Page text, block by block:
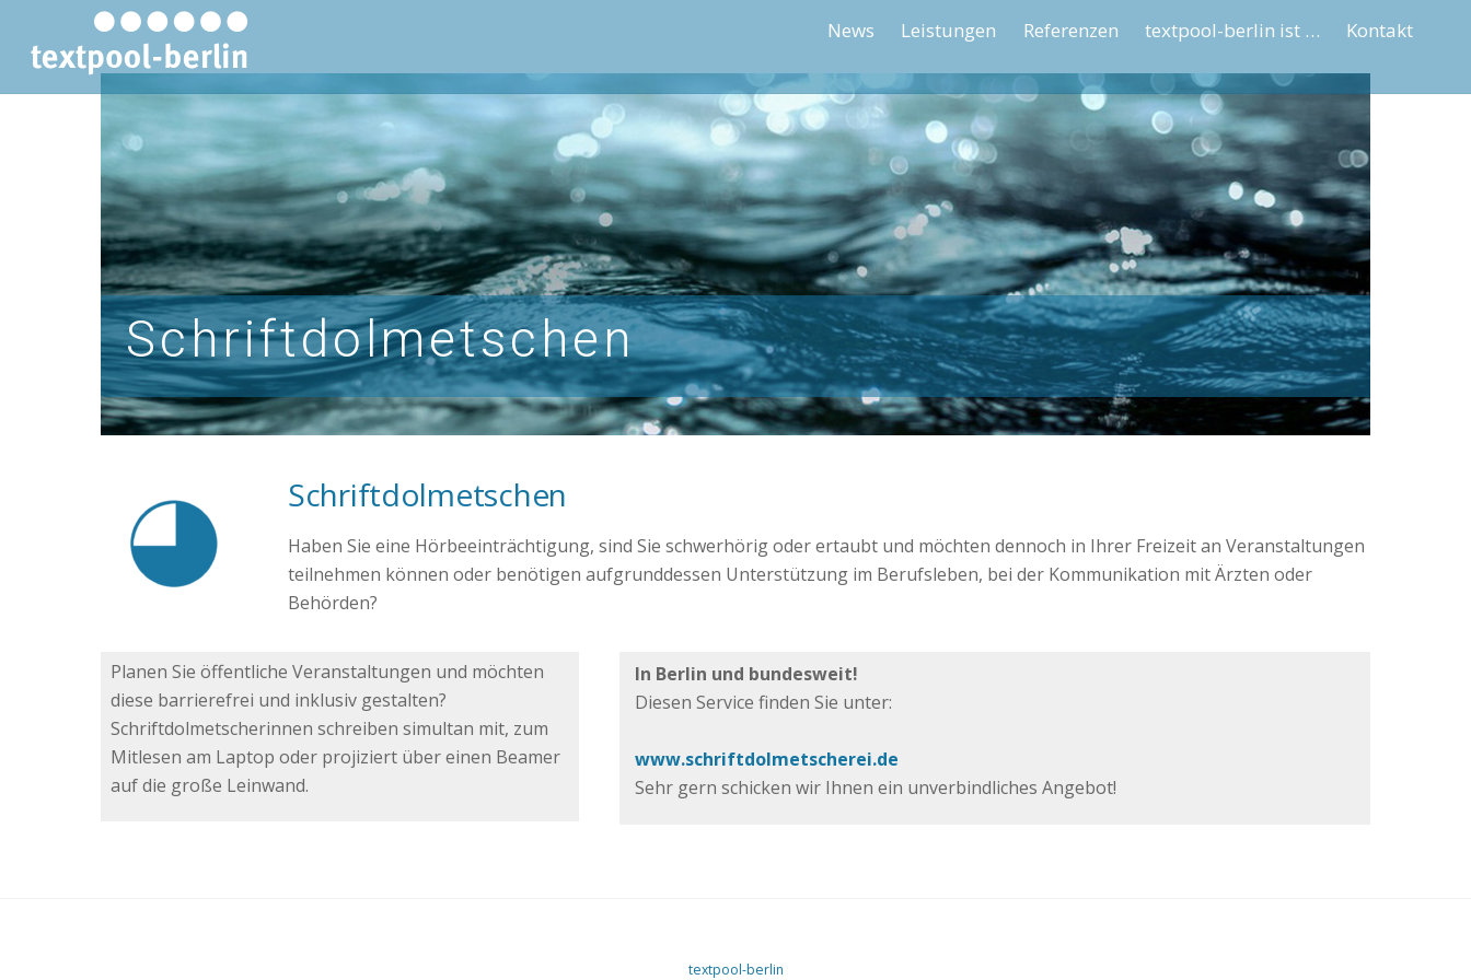
News Leistungen Referenzen textpool-berlin ist … Kontakt
Schriftdolmetschen
Schriftdolmetschen
Haben Sie eine Hörbeeinträchtigung, sind Sie schwerhörig oder ertaubt und möchten dennoch in Ihrer Freizeit an Veranstaltungen
teilnehmen können oder benötigen aufgrunddessen Unterstützung im Berufsleben, bei der Kommunikation mit Ärzten oder
Behörden?
Planen Sie öffentliche Veranstaltungen und möchten
diese barrierefrei und inklusiv gestalten?
Schriftdolmetscherinnen schreiben simultan mit, zum
Mitlesen am Laptop oder projiziert über einen Beamer
auf die große Leinwand.
In Berlin und bundesweit!
Diesen Service finden Sie unter:
www.schriftdolmetscherei.de
Sehr gern schicken wir Ihnen ein unverbindliches Angebot!
textpool-berlin